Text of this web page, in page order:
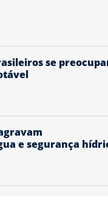
se
e segurança